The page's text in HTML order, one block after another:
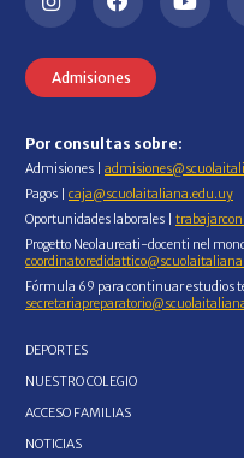
Admisiones
Por consultas sobre:
Admisiones |
Pagos | caja@scuolaitaliana.edu.uy
Oportunidades laborales |
Progetto Neolaureati-docenti nel
Fórmula 69 para continuar estudios
DEPORTES
NUESTRO COLEGIO
ACCESO FAMILIAS
NOTICIAS